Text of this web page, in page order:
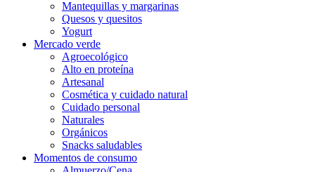
Mantequillas y margarinas
Quesos y quesitos
Yogurt
Mercado verde
Agroecológico
Alto en proteína
Artesanal
Cosmética y cuidado natural
Cuidado personal
Naturales
Orgánicos
Snacks saludables
Momentos de consumo